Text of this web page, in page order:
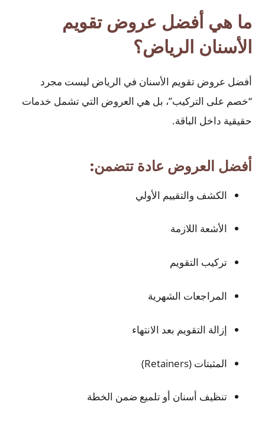
ما هي أفضل عروض تقويم
الأسنان الرياض؟
أفضل عروض تقويم الأسنان في الرياض ليست مجرد
“خصم على التركيب”، بل هي العروض التي تشمل خدمات
حقيقية داخل الباقة.
أفضل العروض عادة تتضمن:
الكشف والتقييم الأولي
الأشعة اللازمة
تركيب التقويم
المراجعات الشهرية
إزالة التقويم بعد الانتهاء
المثبتات (Retainers)
تنظيف أسنان أو تلميع ضمن الخطة